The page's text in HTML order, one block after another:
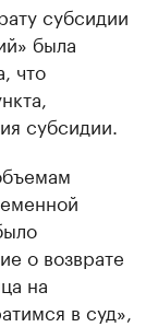
субсидии
была
что
субсидии.
о возврате
на
в суд»,